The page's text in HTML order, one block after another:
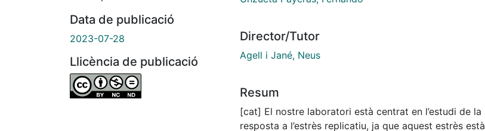
Data de publicació
2023-07-28
Llicència de publicació
Director/Tutor
Agell i Jané, Neus
Resum
[cat] El nostre laboratori està centrat en l’estudi de la
resposta a l’estrès replicatiu, ja que aquest estrès està